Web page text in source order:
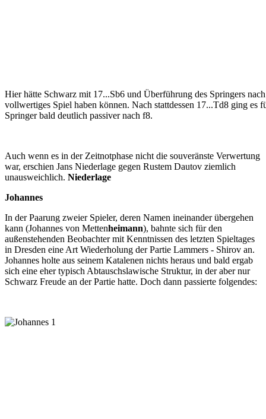
Hier hätte Schwarz mit 17...Sb6 und Überführung des Springers
vollwertiges Spiel haben können. Nach stattdessen 17...Td8 ging es
Springer bald deutlich passiver nach f8.
Auch wenn es in der Zeitnotphase nicht die souveränste Verwertung
war, erschien Jans Niederlage gegen Rustem Dautov ziemlich
unausweichlich. Niederlage
Johannes
In der Paarung zweier Spieler, deren Namen ineinander übergehen
kann (Johannes von Mettenheimann), bahnte sich für den
außenstehenden Beobachter mit Kenntnissen des letzten Spieltages
in Dresden eine Art Wiederholung der Partie Lammers - Shirov an.
Johannes holte aus seinem Katalenen nichts heraus und bald ergab
sich eine eher typisch Abtauschslawische Struktur, in der aber nur
Schwarz Freude an der Partie hatte. Doch dann passierte folgendes: